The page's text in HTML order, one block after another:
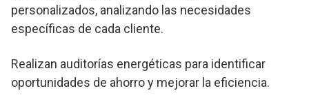
personalizados, analizando las necesidades
específicas de cada cliente.
Realizan auditorías energéticas para identificar
oportunidades de ahorro y mejorar la eficiencia.